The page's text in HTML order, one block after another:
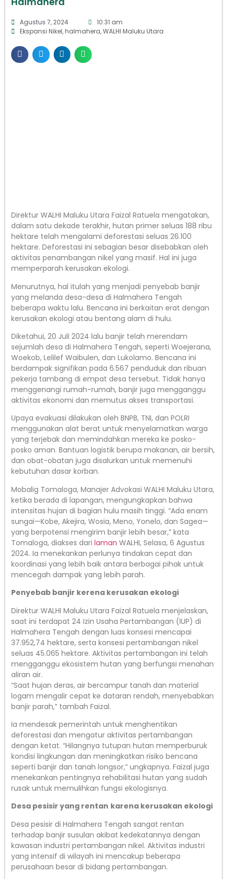
Agustus 7, 2024
10:31 am
Ekspansi Nikel,halmahera,WALHI Maluku Utara
Direktur WALHI Maluku Utara Faizal Ratuela mengatakan,
dalam satu dekade terakhir, hutan primer seluas 188 ribu
hektare telah mengalami deforestasi seluas 26.100
hektare. Deforestasi ini sebagian besar disebabkan oleh
aktivitas penambangan nikel yang masif. Hal ini juga
memperparah kerusakan ekologi.
Menurutnya, hal itulah yang menjadi penyebab banjir
yang melanda desa-desa di Halmahera Tengah
beberapa waktu lalu. Bencana ini berkaitan erat dengan
kerusakan ekologi atau bentang alam di hulu.
Diketahui, 20 Juli 2024 lalu banjir telah merendam
sejumlah desa di Halmahera Tengah, seperti Woejerana,
Woekob, Lelilef Waibulen, dan Lukolamo. Bencana ini
berdampak signifikan pada 6.567 penduduk dan ribuan
pekerja tambang di empat desa tersebut. Tidak hanya
menggenangi rumah-rumah, banjir juga mengganggu
aktivitas ekonomi dan memutus akses transportasi.
Upaya evakuasi dilakukan oleh BNPB, TNI, dan POLRI
menggunakan alat berat untuk menyelamatkan warga
yang terjebak dan memindahkan mereka ke posko-
posko aman. Bantuan logistik berupa makanan, air bersih,
dan obat-obatan juga disalurkan untuk memenuhi
kebutuhan dasar korban.
Mobalig Tomaloga, Manajer Advokasi WALHI Maluku Utara,
ketika berada di lapangan, mengungkapkan bahwa
intensitas hujan di bagian hulu masih tinggi. “Ada enam
sungai—Kobe, Akejira, Wosia, Meno, Yonelo, dan Sagea—
yang berpotensi mengirim banjir lebih besar,” kata
Tomaloga, diakses dari laman WALHI, Selasa, 6 Agustus
2024. Ia menekankan perlunya tindakan cepat dan
koordinasi yang lebih baik antara berbagai pihak untuk
mencegah dampak yang lebih parah.
Penyebab banjir kerena kerusakan ekologi
Direktur WALHI Maluku Utara Faizal Ratuela menjelaskan,
saat ini terdapat 24 Izin Usaha Pertambangan (IUP) di
Halmahera Tengah dengan luas konsesi mencapai
37.952,74 hektare, serta konsesi pertambangan nikel
seluas 45.065 hektare. Aktivitas pertambangan ini telah
mengganggu ekosistem hutan yang berfungsi menahan
aliran air.
“Saat hujan deras, air bercampur tanah dan material
logam mengalir cepat ke dataran rendah, menyebabkan
banjir parah,” tambah Faizal.
Ia mendesak pemerintah untuk menghentikan
deforestasi dan mengatur aktivitas pertambangan
dengan ketat. “Hilangnya tutupan hutan memperburuk
kondisi lingkungan dan meningkatkan risiko bencana
seperti banjir dan tanah longsor,” ungkapnya. Faizal juga
menekankan pentingnya rehabilitasi hutan yang sudah
rusak untuk memulihkan fungsi ekologisnya.
Desa pesisir yang rentan karena kerusakan ekologi
Desa pesisir di Halmahera Tengah sangat rentan
terhadap banjir susulan akibat kedekatannya dengan
kawasan industri pertambangan nikel. Aktivitas industri
yang intensif di wilayah ini mencakup beberapa
perusahaan besar di bidang pertambangan.